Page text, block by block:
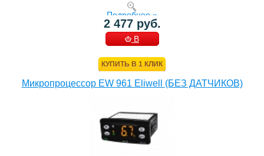
Подробнее »
2 477 руб.
В
КУПИТЬ В 1 КЛИК
Микропроцессор EW 961 Eliwell (БЕЗ ДАТЧИКОВ)